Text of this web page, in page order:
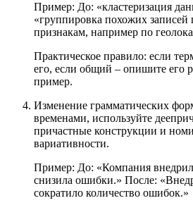
Пример: До: «кластеризация
«группировка похожих записей
признакам, например по
Практическое правило: если
его, если общий – опишите его
пример.
Изменение грамматических
временами, используйте
причастные конструкции и
вариативности.
Пример: До: «Компания
снизила ошибки.» После:
сократило количество ошибок.»